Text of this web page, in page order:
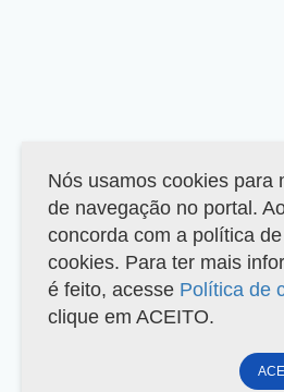
Nós usamos cookies para
de navegação no portal.
concorda com a política
cookies. Para ter mais
é feito, acesse Política de
clique em ACEITO.